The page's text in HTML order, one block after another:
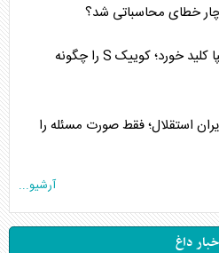
خطای محاسباتی شد؟
فروش مشارکت در تولید سایپا کلید خورد؛ کوییک S را چگونه
استقلال؛ فقط صورت مسئله را
آرشیو...
داغ